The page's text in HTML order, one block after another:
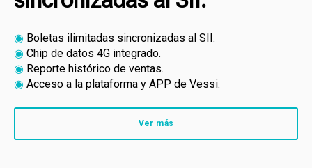
◉ Boletas ilimitadas sincronizadas al SII.
◉ Chip de datos 4G integrado.
◉ Reporte histórico de ventas.
◉ Acceso a la plataforma y APP de Vessi.
Ver más